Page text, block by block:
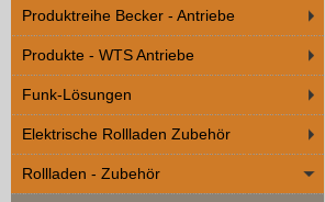
Produktreihe Becker - Antriebe
Produkte - WTS Antriebe
Funk-Lösungen
Elektrische Rollladen Zubehör
Rollladen - Zubehör